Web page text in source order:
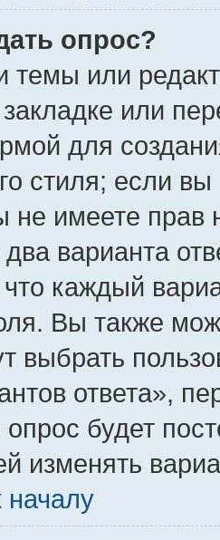
опрос?
темы или
или
для
стиля; если
имеете прав
варианта
каждый
Вы также
выбрать
ответа»,
опрос будет
изменять
началу